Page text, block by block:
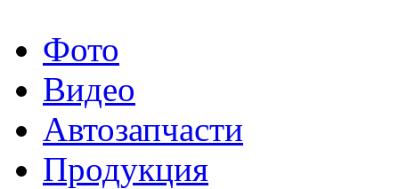
Фото
Видео
Автозапчасти
Продукция